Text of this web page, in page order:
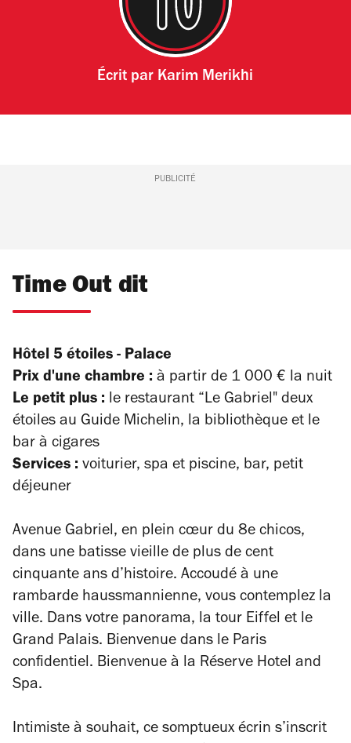
Écrit par Karim Merikhi
PUBLICITÉ
Time Out dit
Hôtel 5 étoiles - Palace
Prix d'une chambre : à partir de 1 000 € la nuit
Le petit plus : le restaurant “Le Gabriel" deux
étoiles au Guide Michelin, la bibliothèque et le
bar à cigares
Services : voiturier, spa et piscine, bar, petit
déjeuner
Avenue Gabriel, en plein cœur du 8e chicos,
dans une batisse vieille de plus de cent
cinquante ans d’histoire. Accoudé à une
rambarde haussmannienne, vous contemplez la
ville. Dans votre panorama, la tour Eiffel et le
Grand Palais. Bienvenue dans le Paris
confidentiel. Bienvenue à la Réserve Hotel and
Spa.
Intimiste à souhait, ce somptueux écrin s’inscrit